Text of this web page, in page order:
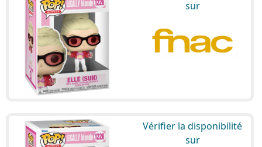
sur
Vérifier la disponibilité
sur